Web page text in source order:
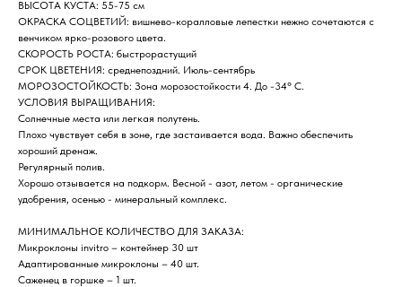
ВЫСОТА КУСТА: 55-75 см
ОКРАСКА СОЦВЕТИЙ: вишнево-коралловые лепестки нежно сочетаются с
венчиком ярко-розового цвета.
СКОРОСТЬ РОСТА: быстрорастущий
СРОК ЦВЕТЕНИЯ: среднепоздний. Июль-сентябрь
МОРОЗОСТОЙКОСТЬ: Зона морозостойкости 4. До -34° C.
УСЛОВИЯ ВЫРАЩИВАНИЯ:
Солнечные места или легкая полутень.
Плохо чувствует себя в зоне, где застаивается вода. Важно обеспечить
хороший дренаж.
Регулярный полив.
Хорошо отзывается на подкорм. Весной - азот, летом - органические
удобрения, осенью - минеральный комплекс.
МИНИМАЛЬНОЕ КОЛИЧЕСТВО ДЛЯ ЗАКАЗА:
Микроклоны invitro – контейнер 30 шт
Адаптированные микроклоны – 40 шт.
Саженец в горшке – 1 шт.